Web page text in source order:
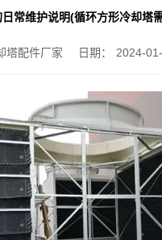
常维护说明(循环方形冷却塔
塔配件厂家 日期： 2024-